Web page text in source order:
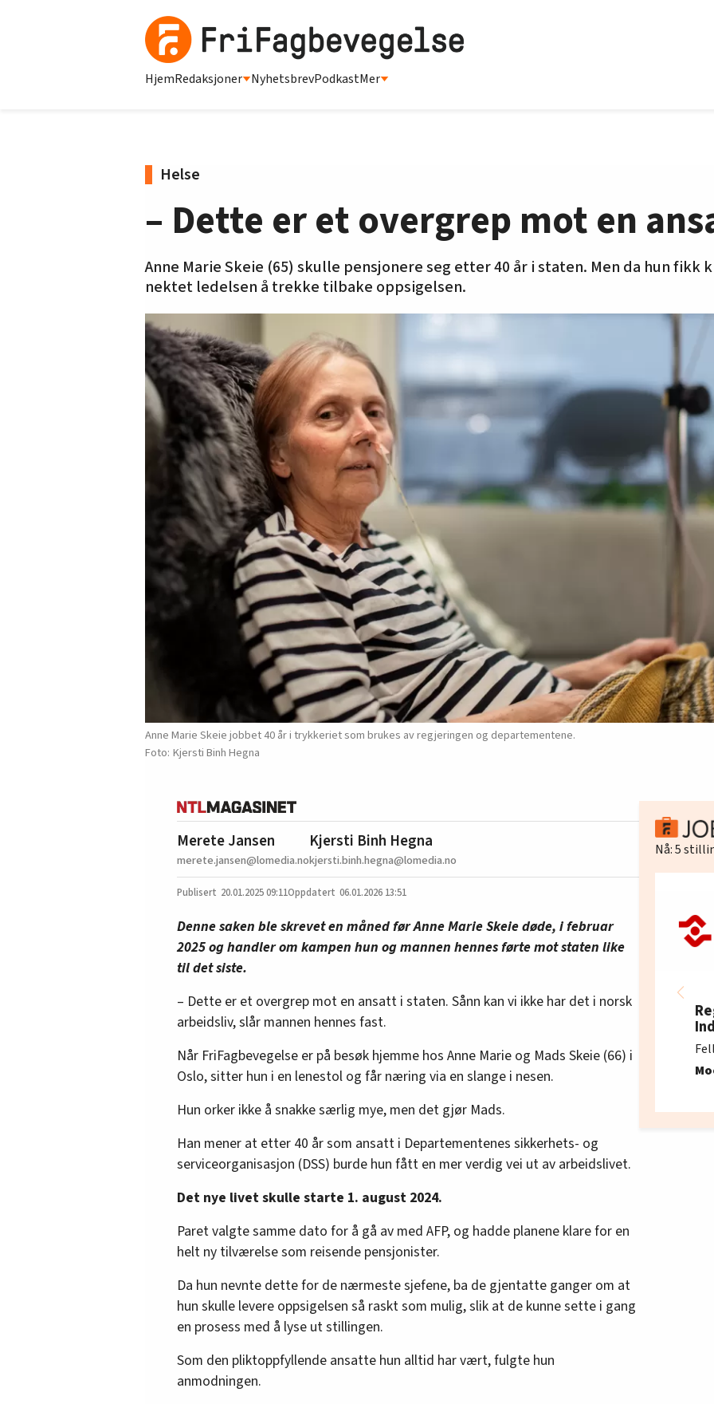
HjemRedaksjoner NyhetsbrevPodkastMer
Helse
– Dette er et overgrep mot en
Anne Marie Skeie (65) skulle pensjonere seg etter 40 år i staten. Men da hun fikk
nektet ledelsen å trekke tilbake oppsigelsen.
Anne Marie Skeie jobbet 40 år i trykkeriet som brukes av regjeringen og departementene.
Kjersti Binh Hegna
Merete Jansen
merete.jansen@lomedia.no
Kjersti Binh Hegna
kjersti.binh.hegna@lomedia.no
20.01.202509:11 06.01.2026 13:51
Denne saken ble skrevet en måned før Anne Marie Skeie døde, i februar
2025 og handler om kampen hun og mannen hennes førte mot staten like
til det siste.
– Dette er et overgrep mot en ansatt i staten. Sånn kan vi ikke har det i norsk
arbeidsliv, slår mannen hennes fast.
Når FriFagbevegelse er på besøk hjemme hos Anne Marie og Mads Skeie (66) i
Oslo, sitter hun i en lenestol og får næring via en slange i nesen.
Hun orker ikke å snakke særlig mye, men det gjør Mads.
Han mener at etter 40 år som ansatt i Departementenes sikkerhets- og
serviceorganisasjon (DSS) burde hun fått en mer verdig vei ut av arbeidslivet.
Det nye livet skulle starte 1. august 2024.
Paret valgte samme dato for å gå av med AFP, og hadde planene klare for en
helt ny tilværelse som reisende pensjonister.
Da hun nevnte dette for de nærmeste sjefene, ba de gjentatte ganger om at
hun skulle levere oppsigelsen så raskt som mulig, slik at de kunne sette i gang
en prosess med å lyse ut stillingen.
Som den pliktoppfyllende ansatte hun alltid har vært, fulgte hun
anmodningen.
Nå:5